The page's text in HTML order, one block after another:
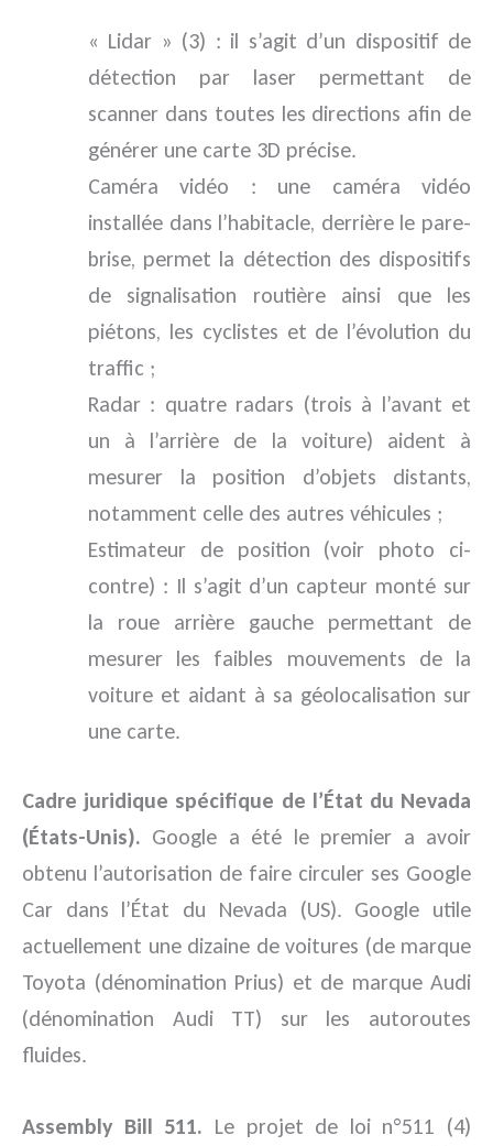
« Lidar » (3) : il s’agit d’un dispositif de
détection par laser permettant de
scanner dans toutes les directions afin de
générer une carte 3D précise.
Caméra vidéo : une caméra vidéo
installée dans l’habitacle, derrière le pare-
brise, permet la détection des dispositifs
de signalisation routière ainsi que les
piétons, les cyclistes et de l’évolution du
traffic ;
Radar : quatre radars (trois à l’avant et
un à l’arrière de la voiture) aident à
mesurer la position d’objets distants,
notamment celle des autres véhicules ;
Estimateur de position (voir photo ci-
contre) : Il s’agit d’un capteur monté sur
la roue arrière gauche permettant de
mesurer les faibles mouvements de la
voiture et aidant à sa géolocalisation sur
une carte.
Cadre juridique spécifique de l’État du Nevada
(États-Unis). Google a été le premier a avoir
obtenu l’autorisation de faire circuler ses Google
Car dans l’État du Nevada (US). Google utile
actuellement une dizaine de voitures (de marque
Toyota (dénomination Prius) et de marque Audi
(dénomination Audi TT) sur les autoroutes
fluides.
Assembly Bill 511. Le projet de loi n°511 (4)